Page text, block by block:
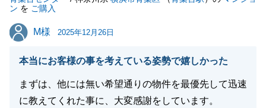
ン を ご購入
M様
M様 2025年12月26日
本当にお客様の事を考えている姿勢で嬉しかった
まずは、他には無い希望通りの物件を最優先して迅速
に教えてくれた事に、大変感謝をしています。